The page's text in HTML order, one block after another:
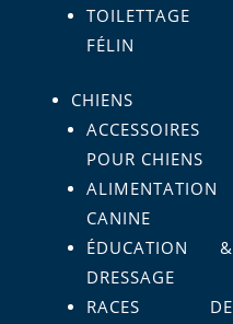
TOILETTAGE
FÉLIN
CHIENS
ACCESSOIRES
POUR CHIENS
ALIMENTATION
CANINE
ÉDUCATION &
DRESSAGE
RACES DE